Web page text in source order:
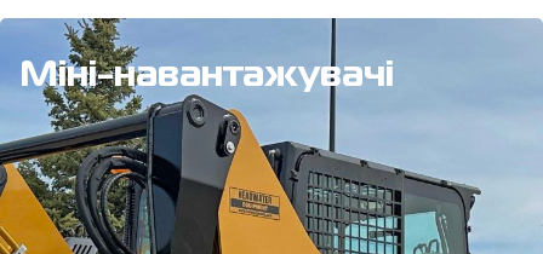
Міні-навантажувачі